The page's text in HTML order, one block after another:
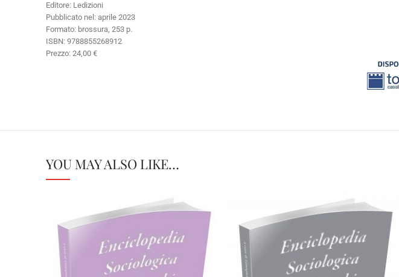
Editore: Ledizioni
Pubblicato nel: aprile 2023
Formato: brossura, 253 p.
ISBN: 9788855268912
Prezzo: 24,00 €
YOU MAY ALSO LIKE…